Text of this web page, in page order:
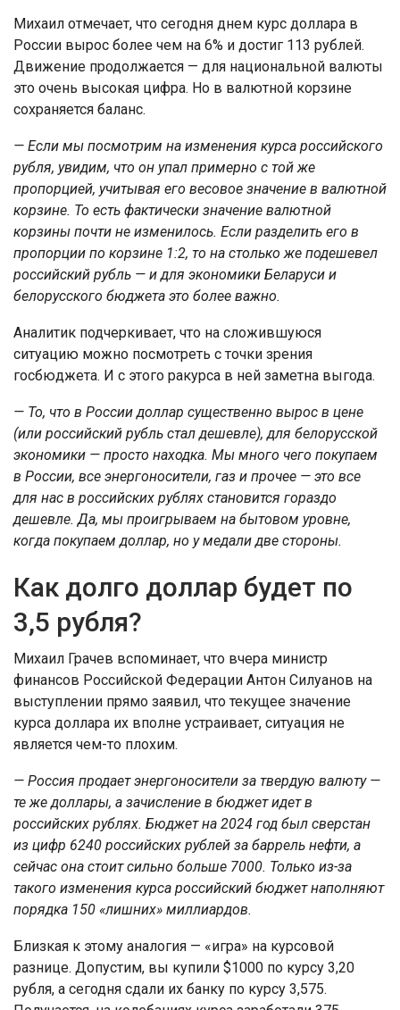
Михаил отмечает, что сегодня днем курс доллара в
России вырос более чем на 6% и достиг 113 рублей.
Движение продолжается — для национальной валюты
это очень высокая цифра. Но в валютной корзине
сохраняется баланс.
— Если мы посмотрим на изменения курса российского
рубля, увидим, что он упал примерно с той же
пропорцией, учитывая его весовое значение в валютной
корзине. То есть фактически значение валютной
корзины почти не изменилось. Если разделить его в
пропорции по корзине 1:2, то на столько же подешевел
российский рубль — и для экономики Беларуси и
белорусского бюджета это более важно.
Аналитик подчеркивает, что на сложившуюся
ситуацию можно посмотреть с точки зрения
госбюджета. И с этого ракурса в ней заметна выгода.
— То, что в России доллар существенно вырос в цене
(или российский рубль стал дешевле), для белорусской
экономики — просто находка. Мы много чего покупаем
в России, все энергоносители, газ и прочее — это все
для нас в российских рублях становится гораздо
дешевле. Да, мы проигрываем на бытовом уровне,
когда покупаем доллар, но у медали две стороны.
Как долго доллар будет по
3,5 рубля?
Михаил Грачев вспоминает, что вчера министр
финансов Российской Федерации Антон Силуанов на
выступлении прямо заявил, что текущее значение
курса доллара их вполне устраивает, ситуация не
является чем-то плохим.
— Россия продает энергоносители за твердую валюту —
те же доллары, а зачисление в бюджет идет в
российских рублях. Бюджет на 2024 год был сверстан
из цифр 6240 российских рублей за баррель нефти, а
сейчас она стоит сильно больше 7000. Только из-за
такого изменения курса российский бюджет наполняют
порядка 150 «лишних» миллиардов.
Близкая к этому аналогия — «игра» на курсовой
разнице. Допустим, вы купили $1000 по курсу 3,20
рубля, а сегодня сдали их банку по курсу 3,575.